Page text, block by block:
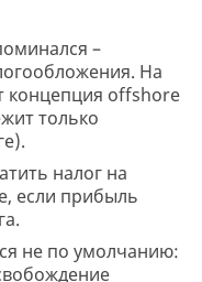
–
На
концепция offshore
только
налог на
если прибыль
не по умолчанию: